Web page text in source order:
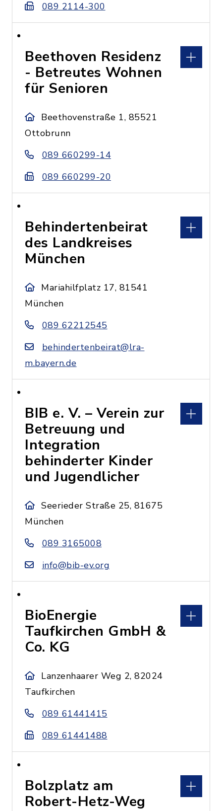
089 2114-300
Beethoven Residenz
- Betreutes Wohnen
für Senioren
Beethovenstraße 1, 85521
Ottobrunn
089 660299-14
089 660299-20
Behindertenbeirat
des Landkreises
München
Mariahilfplatz 17, 81541
München
089 62212545
behindertenbeirat@lra-
m.bayern.de
BIB e. V. – Verein zur
Betreuung und
Integration
behinderter Kinder
und Jugendlicher
Seerieder Straße 25, 81675
München
089 3165008
info@bib-ev.org
BioEnergie
Taufkirchen GmbH &
Co. KG
Lanzenhaarer Weg 2, 82024
Taufkirchen
089 61441415
089 61441488
Bolzplatz am
Robert-Hetz-Weg